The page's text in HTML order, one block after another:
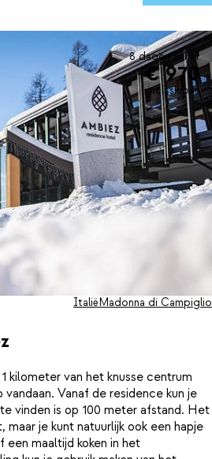
8 dagen vanaf
€ 970
incl. skipas
ItaliëMadonna di Campiglio
kilometer van het knusse centrum
Vanaf de residence kun je
vinden is op 100 meter afstand. Het
je kunt natuurlijk ook een hapje
maaltijd koken in het